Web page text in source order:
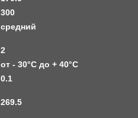
300
средний
2
от - 30°С до + 40°С
0.1
269.5